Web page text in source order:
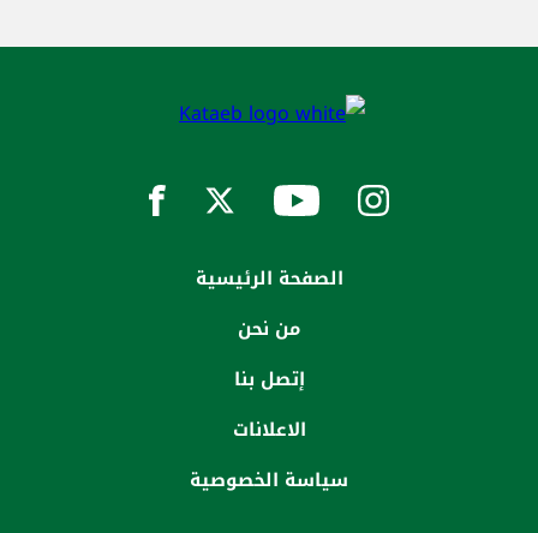
الصفحة الرئيسية
من نحن
إتصل بنا
الاعلانات
سياسة الخصوصية